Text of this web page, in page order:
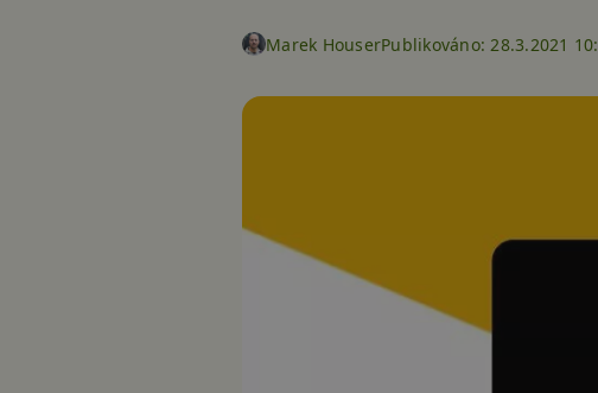
Marek HouserPublikováno: 28.3.2021